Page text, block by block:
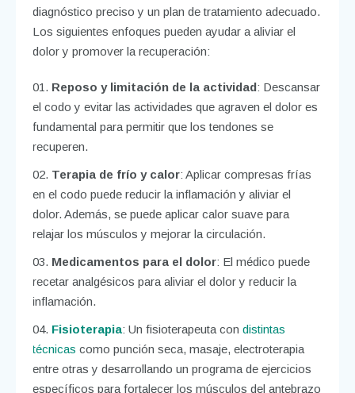
diagnóstico preciso y un plan de tratamiento adecuado.
Los siguientes enfoques pueden ayudar a aliviar el
dolor y promover la recuperación:
Reposo y limitación de la actividad: Descansar
el codo y evitar las actividades que agraven el dolor es
fundamental para permitir que los tendones se
recuperen.
Terapia de frío y calor: Aplicar compresas frías
en el codo puede reducir la inflamación y aliviar el
dolor. Además, se puede aplicar calor suave para
relajar los músculos y mejorar la circulación.
Medicamentos para el dolor: El médico puede
recetar analgésicos para aliviar el dolor y reducir la
inflamación.
Fisioterapia: Un fisioterapeuta condistintas
técnicas como punción seca, masaje, electroterapia
entre otras y desarrollando un programa de ejercicios
específicos para fortalecer los músculos del antebrazo